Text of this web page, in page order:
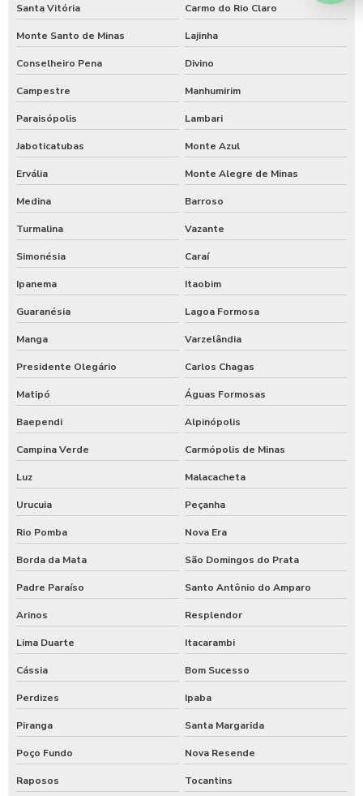
Timer para chuveiro com fichas
Timer de chuveiro com pix
Timer para ducha de praia
Valor para higienização automotiva
Santa Vitória Carmo do Rio Claro
Monte Santo de Minas Lajinha
Conselheiro Pena Divino
Campestre Manhumirim
Paraisópolis Lambari
Jaboticatubas Monte Azul
Ervália Monte Alegre de Minas
Medina Barroso
Turmalina Vazante
Simonésia Caraí
Ipanema Itaobim
Guaranésia Lagoa Formosa
Manga Varzelândia
Presidente Olegário Carlos Chagas
Matipó Águas Formosas
Baependi Alpinópolis
Campina Verde Carmópolis de Minas
Luz Malacacheta
Urucuia Peçanha
Rio Pomba Nova Era
Borda da Mata São Domingos do Prata
Padre Paraíso Santo Antônio do Amparo
Arinos Resplendor
Lima Duarte Itacarambi
Cássia Bom Sucesso
Perdizes Ipaba
Piranga Santa Margarida
Poço Fundo Nova Resende
Raposos Tocantins